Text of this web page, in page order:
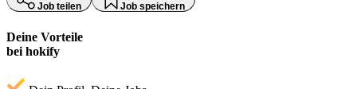
Job teilen Job speichern
Deine Vorteile
bei hokify